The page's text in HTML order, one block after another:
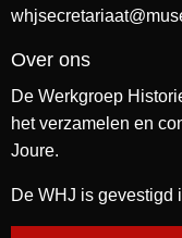
Over ons
De Werkgroep
het verzamelen en
Joure.
De WHJ is gevestigd